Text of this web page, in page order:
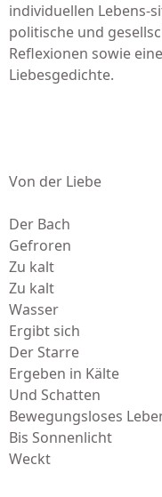
individuellen Lebens-
politische und
Reflexionen sowie
Liebesgedichte.
Von der Liebe
Der Bach
Gefroren
Zu kalt
Zu kalt
Wasser
Ergibt sich
Der Starre
Ergeben in Kälte
Und Schatten
Bewegungsloses
Bis Sonnenlicht
Weckt